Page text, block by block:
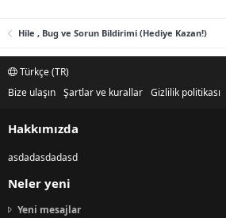
Hile , Bug ve Sorun Bildirimi (Hediye Kazan!)
Türkçe (TR)
Bize ulaşın Şartlar ve kurallar Gizlilik politikası
Hakkımızda
asdadasdadasd
Neler yeni
Yeni mesajlar